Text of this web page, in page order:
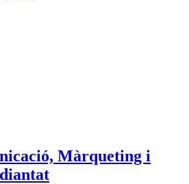
Màrqueting i